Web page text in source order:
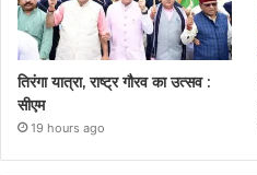
तिरंगा यात्रा, राष्ट्र गौरव का उत्सव :
सीएम
19 hours ago